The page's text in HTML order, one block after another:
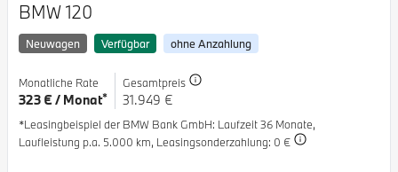
BMW 120
Neuwagen Verfügbar ohne Anzahlung
Monatliche Rate
323 € / Monat*
Gesamtpreis
31.949 €
*Leasingbeispiel der BMW Bank GmbH: Laufzeit 36 Monate,
Laufleistung p.a. 5.000 km, Leasingsonderzahlung: 0 €